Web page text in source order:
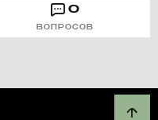
0
ВОПРОСОВ